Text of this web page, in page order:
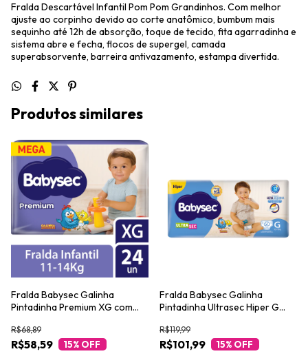
Fralda Descartável Infantil Pom Pom Grandinhos. Com melhor
ajuste ao corpinho devido ao corte anatômico, bumbum mais
sequinho até 12h de absorção, toque de tecido, fita agarradinha e
sistema abre e fecha, flocos de supergel, camada
superabsorvente, barreira antivazamento, estampa divertida.
Produtos similares
Fralda Babysec Galinha
Pintadinha Premium XG com
R$58,59
R$68,89
15% OFF
Fralda Babysec Galinha
Pintadinha Ultrasec Hiper G
R$101,99
R$119,99
15% OFF